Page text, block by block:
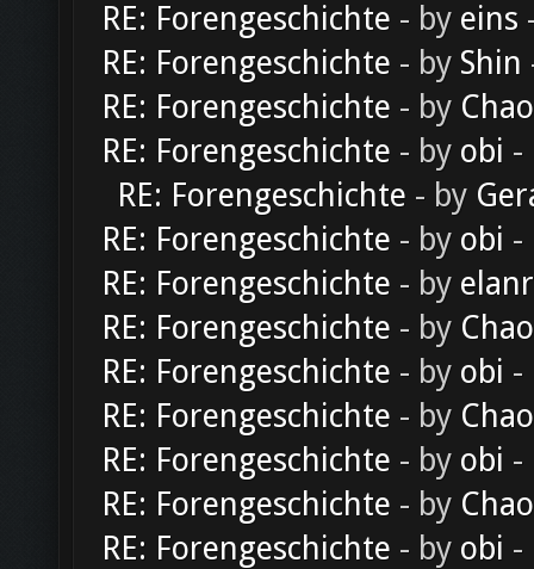
RE: Forengeschichte - by eins
RE: Forengeschichte - by Shin
RE: Forengeschichte - by
RE: Forengeschichte - by obi -
RE: Forengeschichte - by
RE: Forengeschichte - by obi -
RE: Forengeschichte - by
RE: Forengeschichte - by
RE: Forengeschichte - by obi -
RE: Forengeschichte - by
RE: Forengeschichte - by obi -
RE: Forengeschichte - by
RE: Forengeschichte - by obi -